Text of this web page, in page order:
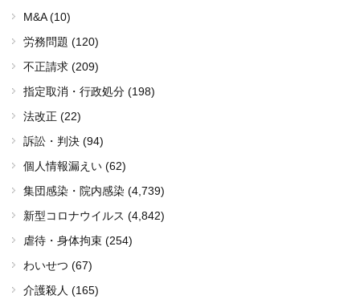
M&A (10)
労務問題 (120)
不正請求 (209)
指定取消・行政処分 (198)
法改正 (22)
訴訟・判決 (94)
個人情報漏えい (62)
集団感染・院内感染 (4,739)
新型コロナウイルス (4,842)
虐待・身体拘束 (254)
わいせつ (67)
介護殺人 (165)